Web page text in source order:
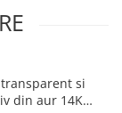
si
din aur 14K